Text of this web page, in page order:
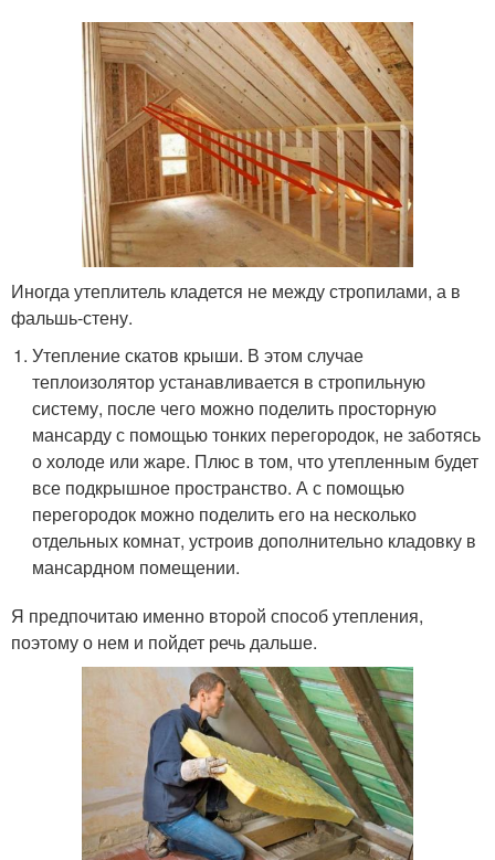
Иногда утеплитель кладется не между стропилами, а в
фальшь-стену.
Утепление скатов крыши. В этом случае
теплоизолятор устанавливается в стропильную
систему, после чего можно поделить просторную
мансарду с помощью тонких перегородок, не заботясь
о холоде или жаре. Плюс в том, что утепленным будет
все подкрышное пространство. А с помощью
перегородок можно поделить его на несколько
отдельных комнат, устроив дополнительно кладовку в
мансардном помещении.
Я предпочитаю именно второй способ утепления,
поэтому о нем и пойдет речь дальше.